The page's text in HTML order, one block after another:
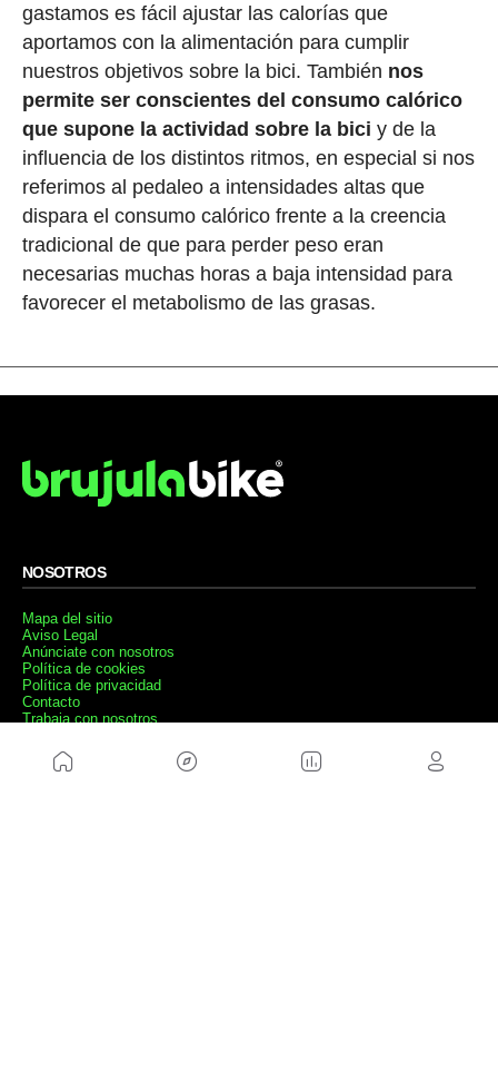
gastamos es fácil ajustar las calorías que
aportamos con la alimentación para cumplir
nuestros objetivos sobre la bici. También nos
permite ser conscientes del consumo calórico
que supone la actividad sobre la bici y de la
influencia de los distintos ritmos, en especial si nos
referimos al pedaleo a intensidades altas que
dispara el consumo calórico frente a la creencia
tradicional de que para perder peso eran
necesarias muchas horas a baja intensidad para
favorecer el metabolismo de las grasas.
NOSOTROS
Mapa del sitio
Aviso Legal
Anúnciate con nosotros
Política de cookies
Política de privacidad
Contacto
Trabaja con nosotros
WEBS AMIGAS